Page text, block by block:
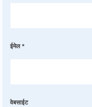
ईमेल *
वेबसाईट